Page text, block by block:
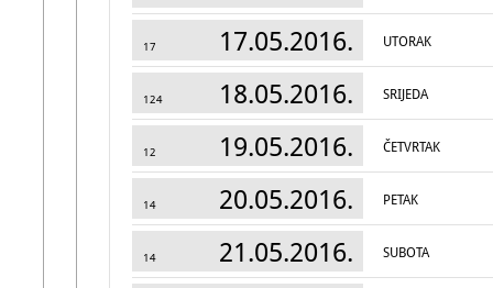
17 17.05.2016. UTORAK
124 18.05.2016. SRIJEDA
12 19.05.2016. ČETVRTAK
14 20.05.2016. PETAK
14 21.05.2016. SUBOTA